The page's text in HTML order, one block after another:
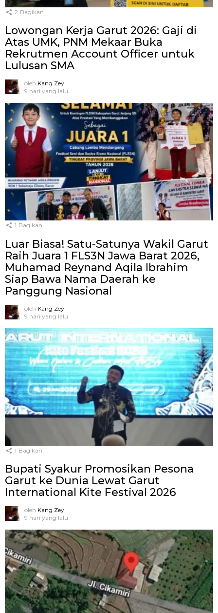
2 Bagikan
Lowongan Kerja Garut 2026: Gaji di
Atas UMK, PNM Mekaar Buka
Rekrutmen Account Officer untuk
Lulusan SMA
oleh Kang Zey
9 hari yang lalu
1 Bagikan
Luar Biasa! Satu-Satunya Wakil Garut
Raih Juara 1 FLS3N Jawa Barat 2026,
Muhamad Reynand Aqila Ibrahim
Siap Bawa Nama Daerah ke
Panggung Nasional
oleh Kang Zey
9 hari yang lalu
1 Bagikan
Bupati Syakur Promosikan Pesona
Garut ke Dunia Lewat Garut
International Kite Festival 2026
oleh Kang Zey
9 hari yang lalu